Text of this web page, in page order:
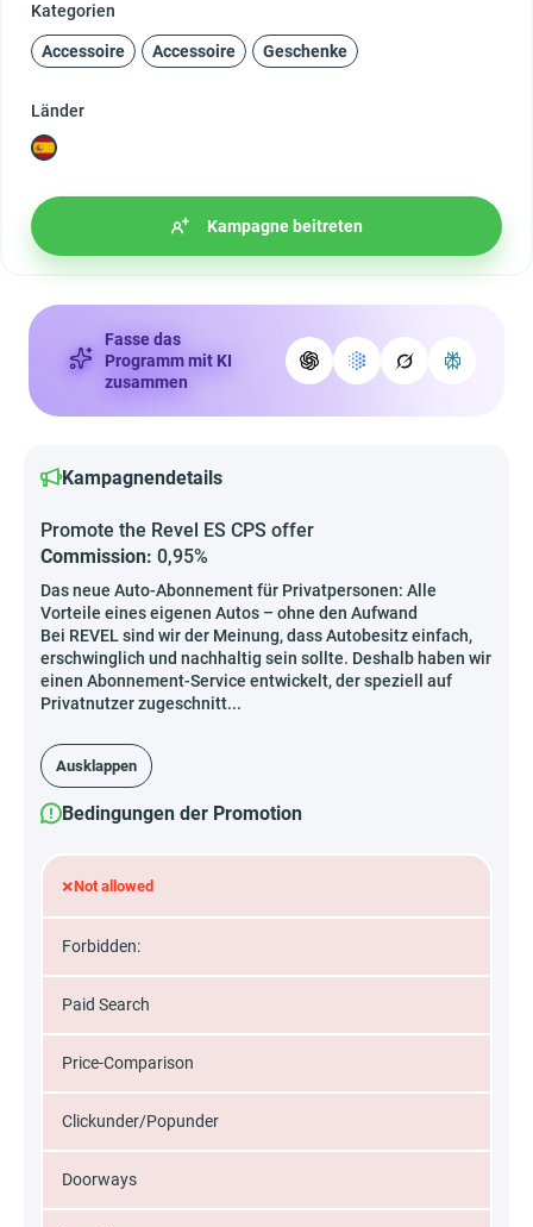
Kategorien
Accessoire Accessoire Geschenke
Länder
Kampagne beitreten
Fasse das
Programm mit KI
zusammen
Kampagnendetails
Promote the Revel ES CPS offer
Commission: 0,95%
Das neue Auto-Abonnement für Privatpersonen: Alle
Vorteile eines eigenen Autos – ohne den Aufwand
Bei REVEL sind wir der Meinung, dass Autobesitz einfach,
erschwinglich und nachhaltig sein sollte. Deshalb haben wir
einen Abonnement-Service entwickelt, der speziell auf
Privatnutzer zugeschnitt...
Ausklappen
Bedingungen der Promotion
×Not allowed
Forbidden:
Paid Search
Price-Comparison
Clickunder/Popunder
Doorways